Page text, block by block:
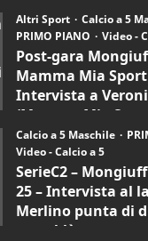
Post-
gara
Mongiuffi
Melia
–
Mamma
Mia
Sport
(4-
6)
–
Intervista
a
mister
Arturo
Carciotto
(Mongiuffi
Melia)
Altri Sport
Calcio a 5
PRIMO PIANO
Video -
Post-gara
Mamma Mia Sport
Intervista a
(Mamma Mia
30/09/2024
Calcio a 5 Maschile
Video - Calcio a 5
SerieC2 –
25 – Intervista al
Merlino punta di
rossoblù